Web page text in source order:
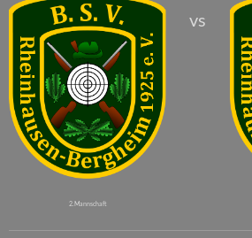
2. Mannschaft
vs